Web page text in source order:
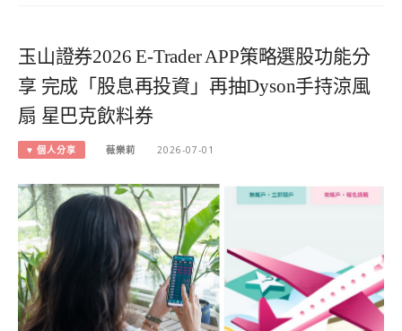
玉山證券2026 E-Trader APP策略選股功能分
享 完成「股息再投資」再抽Dyson手持涼風
扇 星巴克飲料券
♥ 個人分享 薇樂莉 2026-07-01